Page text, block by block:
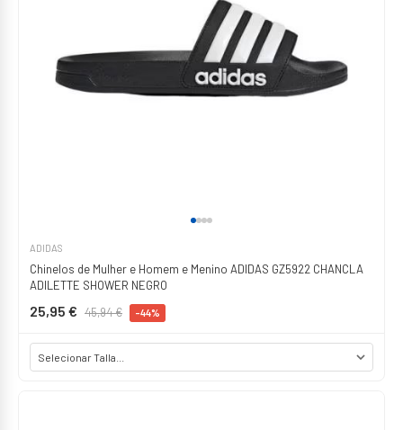
ADIDAS
Chinelos de Mulher e Homem e Menino ADIDAS GZ5922 CHANCLA
ADILETTE SHOWER NEGRO
25,95 € 45,94 € -44%